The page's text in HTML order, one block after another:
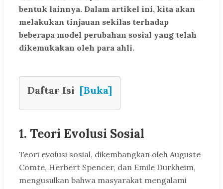
bentuk lainnya. Dalam artikel ini, kita akan
melakukan tinjauan sekilas terhadap
beberapa model perubahan sosial yang telah
dikemukakan oleh para ahli.
Daftar Isi [Buka]
1. Teori Evolusi Sosial
Teori evolusi sosial, dikembangkan oleh Auguste
Comte, Herbert Spencer, dan Emile Durkheim,
mengusulkan bahwa masyarakat mengalami